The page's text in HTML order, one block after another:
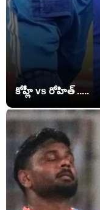
కోహ్లీ vs రోహిత్ .....